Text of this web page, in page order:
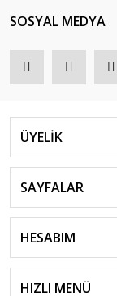
SOSYAL MEDYA
ÜYELİK
SAYFALAR
HESABIM
HIZLI MENÜ